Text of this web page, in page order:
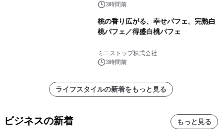
3時間前
桃の香り広がる、幸せパフェ。完熟白
桃パフェ／得盛白桃パフェ
ミニストップ株式会社
3時間前
ライフスタイルの新着をもっと見る
ビジネスの新着 もっと見る